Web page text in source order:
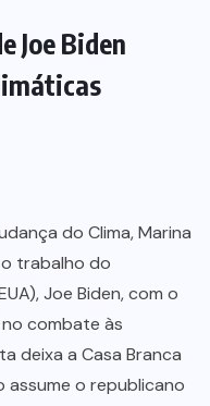
Joe Biden
do Clima, Marina
trabalho do
Joe Biden, com o
combate às
deixa a Casa Branca
o republicano